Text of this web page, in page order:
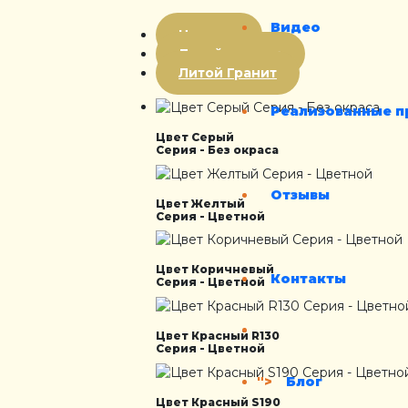
Видео
Реализованные
Отзывы
Контакты
"> Блог
Цветная
Литой мрамор
Литой Гранит
Цвет Серый
Серия - Без окраса
Цвет Желтый
Серия - Цветной
Цвет Коричневый
Серия - Цветной
Цвет Красный R130
Серия - Цветной
Цвет Красный S190